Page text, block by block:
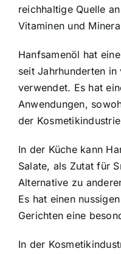
reichhaltige Quelle
Vitaminen und
Hanfsamenöl hat
seit Jahrhunderten in
verwendet. Es hat
Anwendungen,
der
In der Küche kann
Salate, als Zutat für
Alternative zu
Es hat einen
Gerichten eine
In der